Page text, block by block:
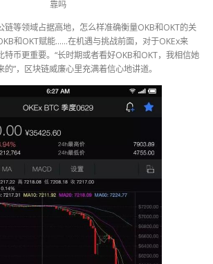
靠吗
链等领域占据高地，怎么样准确衡量OKB和OKT的关
和OKT赋能……在机遇与挑战前面，对于OKEx来
特币更重要。“长时期或者看好OKB和OKT，我相信她
”，区块链威廉心里充满着信心地讲道。